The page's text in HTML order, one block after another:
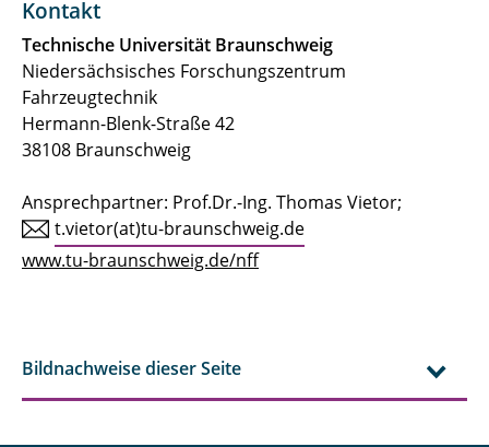
Kontakt
Technische Universität Braunschweig
Niedersächsisches Forschungszentrum
Fahrzeugtechnik
Hermann-Blenk-Straße 42
38108 Braunschweig
Ansprechpartner: Prof.Dr.-Ing. Thomas Vietor;
t.vietor(at)tu-braunschweig.de
www.tu-braunschweig.de/nff
Bildnachweise dieser Seite